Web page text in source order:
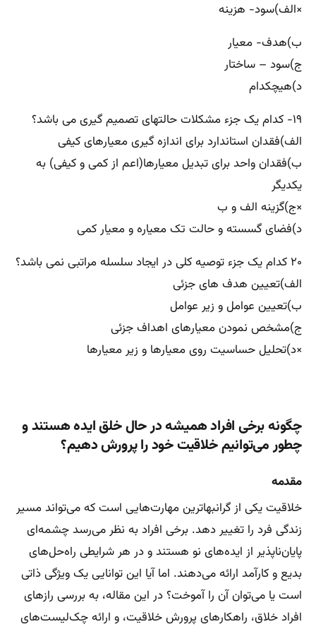
×الف)سود- هزینه
ب)هدف- معیار
ج)سود – ساختار
د)هیچکدام
۱۹- کدام یک جزء مشکلات حالتهای تصمیم گیری می باشد؟
الف)فقدان استاندارد برای اندازه گیری معیارهای کیفی
ب)فقدان واحد برای تبدیل معیارها(اعم از کمی و کیفی) به
یکدیگر
×ج)گزینه الف و ب
د)فضای گسسته و حالت تک معیاره و معیار کمی
۲۰ کدام یک جزء توصیه کلی در ایجاد سلسله مراتبی نمی باشد؟
الف)تعیین هدف های جزئی
ب)تعیین عوامل و زیر عوامل
ج)مشخص نمودن معیارهای اهداف جزئی
×د)تحلیل حساسیت روی معیارها و زیر معیارها
چگونه برخی افراد همیشه در حال خلق ایده هستند و
چطور می‌توانیم خلاقیت خود را پرورش دهیم؟
مقدمه
خلاقیت یکی از گرانبهاترین مهارت‌هایی است که می‌تواند مسیر
زندگی فرد را تغییر دهد. برخی افراد به نظر می‌رسد چشمه‌ای
پایان‌ناپذیر از ایده‌های نو هستند و در هر شرایطی راه‌حل‌های
بدیع و کارآمد ارائه می‌دهند. اما آیا این توانایی یک ویژگی ذاتی
است یا می‌توان آن را آموخت؟ در این مقاله، به بررسی رازهای
افراد خلاق، راهکارهای پرورش خلاقیت، و ارائه چک‌لیست‌های